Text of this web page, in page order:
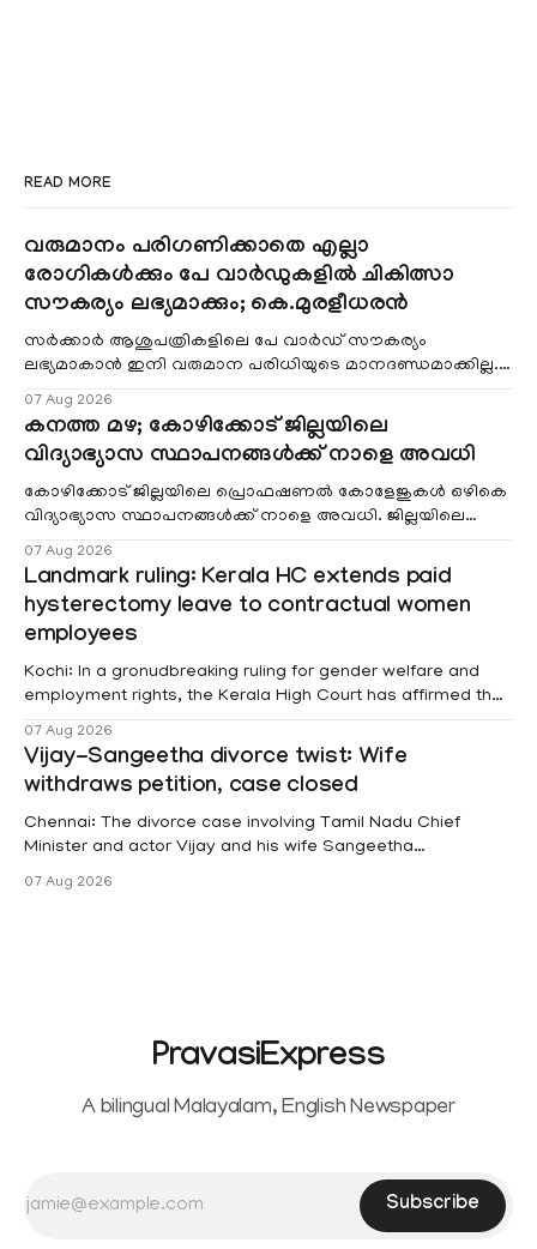
READ MORE
വരുമാനം പരിഗണിക്കാതെ എല്ലാ
രോഗികൾക്കും പേ വാർഡുകളിൽ ചികിത്സാ
സൗകര്യം ലഭ്യമാക്കും; കെ.മുരളീധരൻ
സർക്കാർ ആശുപത്രികളിലെ പേ വാർഡ് സൗകര്യം
ലഭ്യമാകാൻ ഇനി വരുമാന പരിധിയുടെ മാനദണ്ഡമാക്കില്ല.
07 Aug 2026
കനത്ത മഴ; കോഴിക്കോട് ജില്ലയിലെ
വിദ്യാഭ്യാസ സ്ഥാപനങ്ങൾക്ക് നാളെ അവധി
കോഴിക്കോട് ജില്ലയിലെ പ്രൊഫഷണൽ കോളേജുകൾ ഒഴികെ
വിദ്യാഭ്യാസ സ്ഥാപനങ്ങൾക്ക് നാളെ അവധി. ജില്ലയിലെ
07 Aug 2026
Landmark ruling: Kerala HC extends paid
hysterectomy leave to contractual women
employees
Kochi: In a gronudbreaking ruling for gender welfare and
employment rights, the Kerala High Court has affirmed that
projects are eligible for paid medical leave following
hysterectomy surgery under the Kerala Service Rules
(KSR). The court noted that since essential benefits like
maternity
07 Aug 2026
Vijay-Sangeetha divorce twist: Wife
withdraws petition, case closed
Chennai: The divorce case involving Tamil Nadu Chief
Minister and actor Vijay and his wife Sangeetha
Sowrnalingam has taken a new turn after Sangeetha
07 Aug 2026
PravasiExpress
A bilingual Malayalam, English Newspaper
Subscribe